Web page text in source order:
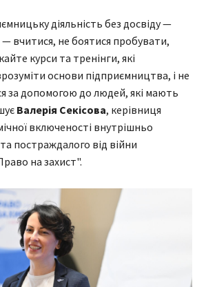
діяльність без досвіду —
вчитися, не боятися пробувати,
курси та тренінги, які
основи підприємництва, і не
за допомогою до людей, які мають
Валерія Секісова, керівниця
включеності внутрішньо
постраждалого від війни
на захист".